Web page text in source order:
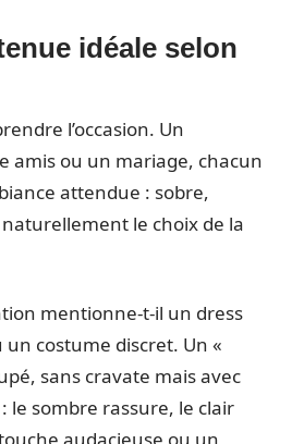
idéale selon
l’occasion. Un
amis ou un mariage, chacun
attendue : sobre,
le choix de la
mentionne-t-il un dress
costume discret. Un «
sans cravate mais avec
le sombre rassure, le clair
audacieuse ou un